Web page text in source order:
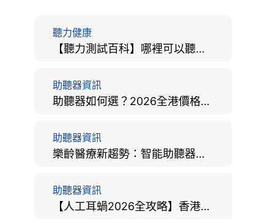
聽力健康
【聽力測試百科】哪裡可以聽力檢查？費用、標準、流程、在家聽力檢測與iPhone測試全攻略
助聽器資訊
助聽器如何選？2026全港價格比較、款式分析及老人選購全攻略
助聽器資訊
樂齡醫療新趨勢：智能助聽器結合 AI 眼底相機，如何全方位守護長者健康？
助聽器資訊
【人工耳蝸2026全攻略】香港手術費用、原理與副作用評估！